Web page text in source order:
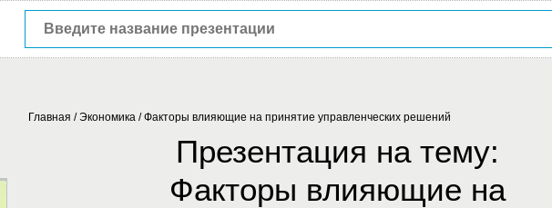
Главная /Экономика /Факторы влияющие на принятие управленческих решений
Презентация на тему:
Факторы влияющие на